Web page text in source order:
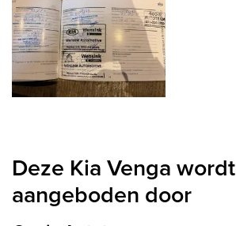
Deze Kia Venga wordt
aangeboden door